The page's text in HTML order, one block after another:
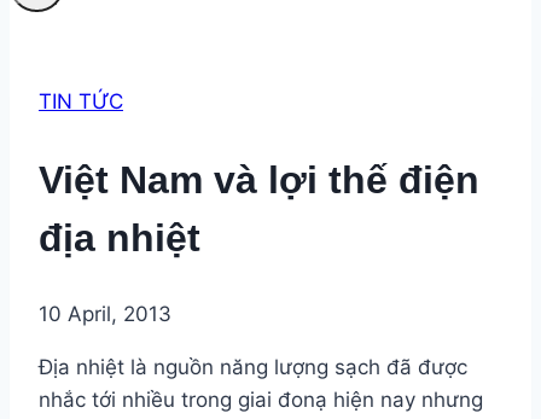
TIN TỨC
Việt Nam và lợi thế điện
địa nhiệt
10 April, 2013
Địa nhiệt là nguồn năng lượng sạch đã được
nhắc tới nhiều trong giai đonạ hiện nay nhưng